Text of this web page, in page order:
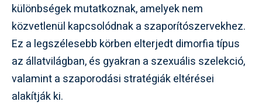
különbségek mutatkoznak, amelyek nem
közvetlenül kapcsolódnak a szaporítószervekhez.
Ez a legszélesebb körben elterjedt dimorfia típus
az állatvilágban, és gyakran a szexuális szelekció,
valamint a szaporodási stratégiák eltérései
alakítják ki.